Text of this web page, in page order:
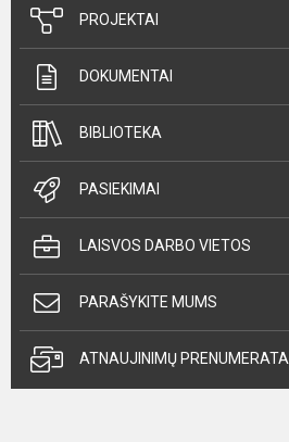
PROJEKTAI
DOKUMENTAI
BIBLIOTEKA
PASIEKIMAI
LAISVOS DARBO VIETOS
PARAŠYKITE MUMS
ATNAUJINIMŲ PRENUMERATA